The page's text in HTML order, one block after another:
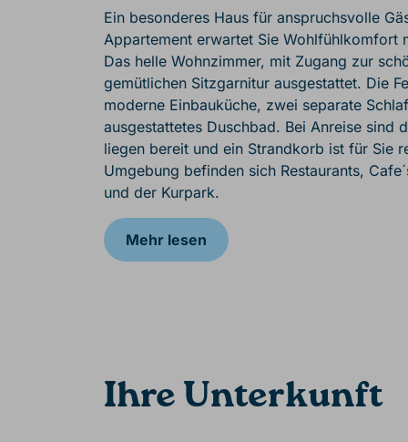
Ein besonderes Haus für anspruchsvolle
Appartement erwartet Sie Wohlfühlkomfort
Das helle Wohnzimmer, mit Zugang zur
gemütlichen Sitzgarnitur ausgestattet. Die
moderne Einbauküche, zwei separate
ausgestattetes Duschbad. Bei Anreise sind
liegen bereit und ein Strandkorb ist für Sie
Umgebung befinden sich Restaurants,
und der Kurpark.
Mehr lesen
Ihre Unterkunft